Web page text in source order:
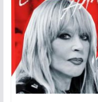
a
s
n
k
i
a
m